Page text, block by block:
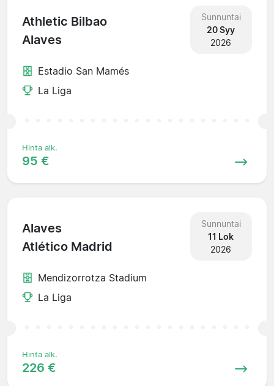
Athletic Bilbao
Alaves
Sunnuntai
20 Syy
2026
Estadio San Mamés
La Liga
Hinta alk.
95 €
Alaves
Atlético Madrid
Sunnuntai
11 Lok
2026
Mendizorrotza Stadium
La Liga
Hinta alk.
226 €